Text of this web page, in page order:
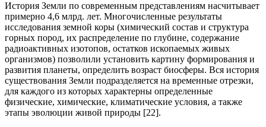
История Земли по современным представлениям насчитывает
примерно 4,6 млрд. лет. Многочисленные результаты
исследования земной коры (химический состав и структура
горных пород, их распределение по глубине, содержание
радиоактивных изотопов, остатков ископаемых живых
организмов) позволили установить картину формирования и
развития планеты, определить возраст биосферы. Вся история
существования Земли подразделяется на временные отрезки,
для каждого из которых характерны определенные
физические, химические, климатические условия, а также
этапы эволюции живой природы [22].